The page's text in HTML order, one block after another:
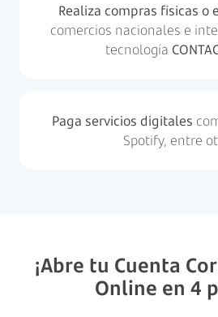
Realiza compras físicas o
comercios nacionales e
tecnología
Paga servicios digitales
Spotify, entre
¡Abre tu Cuenta
Online en 4